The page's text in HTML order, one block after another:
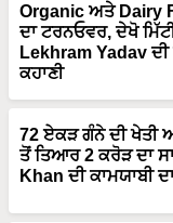
Organic ਅਤੇ Dairy
ਦਾ ਟਰਨਓਵਰ, ਦੇਖੋ
Lekhram Yadav
ਕਹਾਣੀ
72 ਏਕੜ ਗੰਨੇ ਦੀ ਖੇਤੀ
ਤੋਂ ਤਿਆਰ 2 ਕਰੋੜ ਦਾ
Khan ਦੀ ਕਾਮਯਾਬੀ